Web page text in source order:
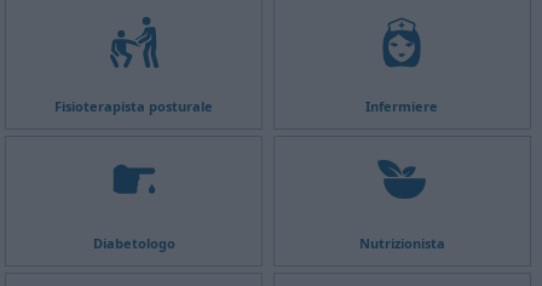
Fisioterapista posturale Infermiere
Diabetologo Nutrizionista